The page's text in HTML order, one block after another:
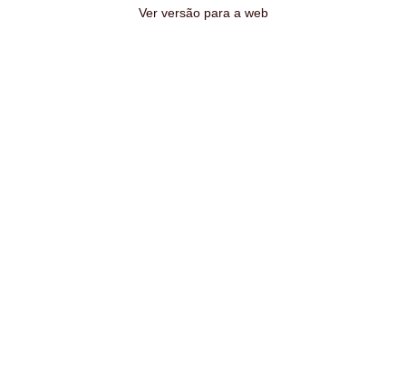
Ver versão para a web